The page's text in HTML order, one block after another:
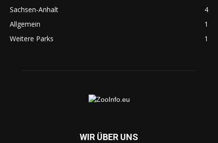
Sachsen-Anhalt
4
Allgemein
1
Weitere Parks
1
WIR ÜBER UNS